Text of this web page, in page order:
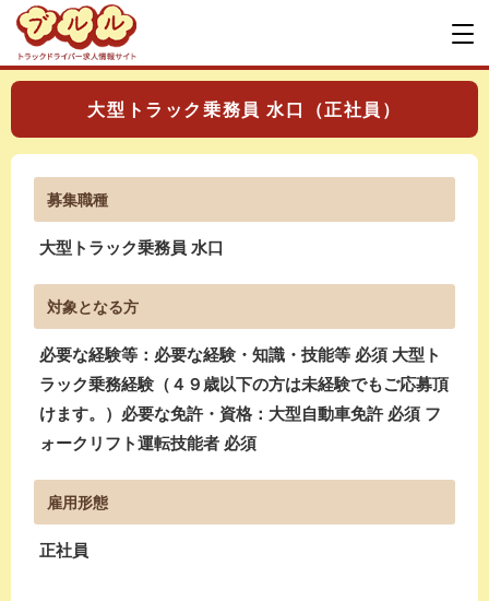
大型トラック乗務員 水口（正社員）
募集職種
大型トラック乗務員 水口
対象となる方
必要な経験等：必要な経験・知識・技能等 必須 大型ト
ラック乗務経験（４９歳以下の方は未経験でもご応募頂
けます。）必要な免許・資格：大型自動車免許 必須 フ
ォークリフト運転技能者 必須
雇用形態
正社員